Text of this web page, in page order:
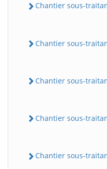
Chantier sous-
Chantier sous-
Chantier sous-
Chantier sous-
Chantier sous-